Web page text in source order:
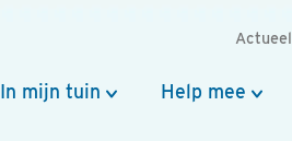
Actueel
In mijn tuin Help mee